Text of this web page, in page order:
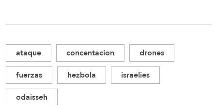
ataque concentacion
drones
fuerzas
hezbola
israelies
odaisseh